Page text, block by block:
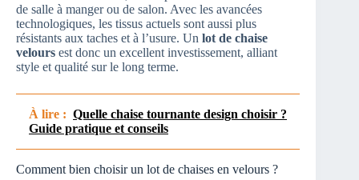
de salle à manger ou de salon. Avec les avancées
technologiques, les tissus actuels sont aussi plus
résistants aux taches et à l’usure. Un lot de chaise
velours est donc un excellent investissement, alliant
style et qualité sur le long terme.
À lire : Quelle chaise tournante design choisir ?
Guide pratique et conseils
Comment bien choisir un lot de chaises en velours ?